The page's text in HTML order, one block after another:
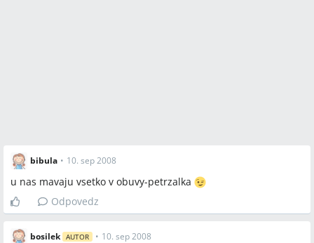
bibula • 10. sep 2008
u nas mavaju vsetko v obuvy-petrzalka
Odpovedz
bosilek AUTOR • 10. sep 2008